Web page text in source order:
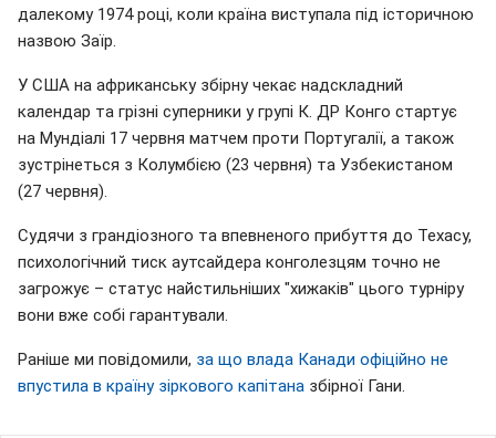
далекому 1974 році, коли країна виступала під історичною
назвою Заїр.
У США на африканську збірну чекає надскладний
календар та грізні суперники у групі К. ДР Конго стартує
на Мундіалі 17 червня матчем проти Португалії, а також
зустрінеться з Колумбією (23 червня) та Узбекистаном
(27 червня).
Судячи з грандіозного та впевненого прибуття до Техасу,
психологічний тиск аутсайдера конголезцям точно не
загрожує – статус найстильніших "хижаків" цього турніру
вони вже собі гарантували.
Раніше ми повідомили, за що влада Канади офіційно не
впустила в країну зіркового капітана збірної Гани.